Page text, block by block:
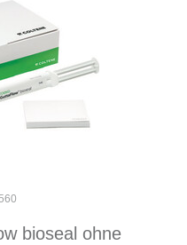
bioseal ohne